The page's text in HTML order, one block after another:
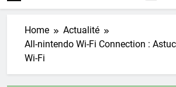
Home
Actualité
All-nintendo Wi-Fi Connection :
Wi-Fi